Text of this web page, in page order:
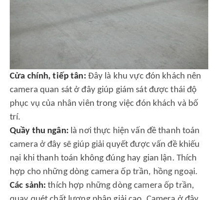
Cửa chính, tiếp tân: Đây là khu vực đón khách nên
camera quan sát ở đây giúp giám sát được thái độ
phục vụ của nhân viên trong việc đón khách và bố
trí.
Quầy thu ngân: là nơi thực hiện vấn đề thanh toán
camera ở đây sẽ giúp giải quyết được vấn đề khiếu
nại khi thanh toán không đúng hay gian lận. Thích
hợp cho những dòng camera ốp trần, hồng ngoại.
Các sảnh: thích hợp những dòng camera ốp trần,